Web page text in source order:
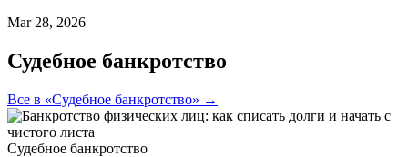
Mar 28, 2026
Судебное банкротство
Все в «Судебное банкротство» →
Судебное банкротство